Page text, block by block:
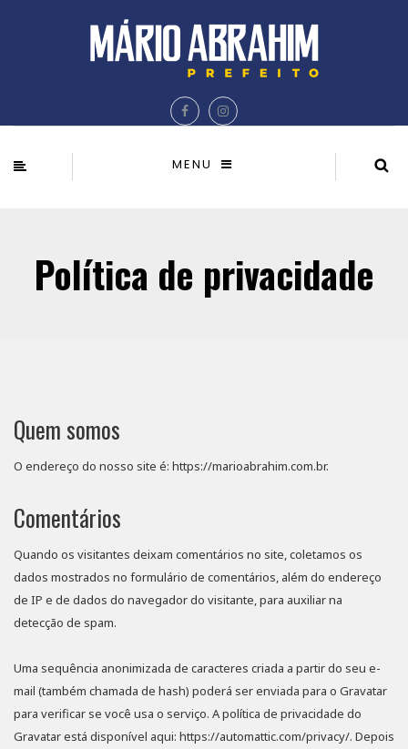
MENU
Política de privacidade
Quem somos
O endereço do nosso site é: https://marioabrahim.com.br.
Comentários
Quando os visitantes deixam comentários no site, coletamos os
dados mostrados no formulário de comentários, além do endereço
de IP e de dados do navegador do visitante, para auxiliar na
detecção de spam.
Uma sequência anonimizada de caracteres criada a partir do seu e-
mail (também chamada de hash) poderá ser enviada para o Gravatar
para verificar se você usa o serviço. A política de privacidade do
Gravatar está disponível aqui: https://automattic.com/privacy/. Depois